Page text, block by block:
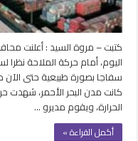
كتبت – مروة السيد : أعلنت
اليوم، أمام حركة الملاحة نظرا
سفاجا بصورة طبيعية حتى الآن
كانت مدن البحر الأحمر، شهدت
الحرارة، ويقوم مديرو …
أكمل القراءة »